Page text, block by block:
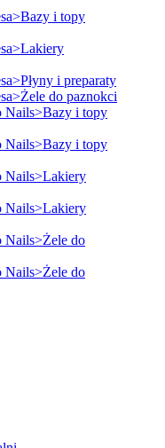
i topy
i preparaty
do paznokci
Nails>Bazy i topy
Nails>Bazy i topy
Nails>Lakiery
Nails>Lakiery
Nails>Żele do
Nails>Żele do